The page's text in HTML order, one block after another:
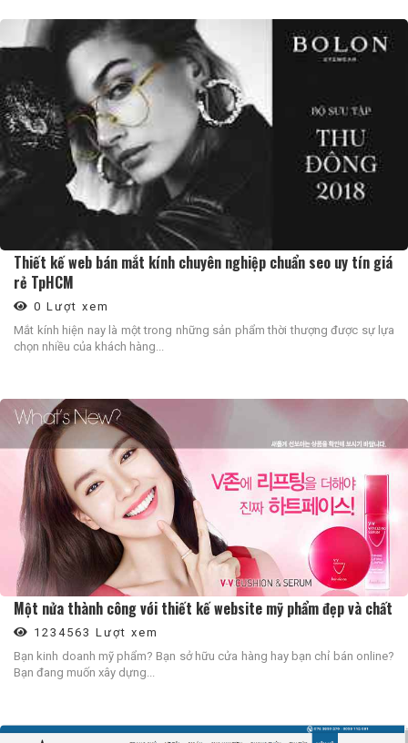
Thiết kế web bán mắt kính chuyên nghiệp chuẩn seo uy tín giá
rẻ TpHCM
0 Lượt xem
Mắt kính hiện nay là một trong những sản phẩm thời thượng được sự lựa
chọn nhiều của khách hàng...
Một nửa thành công với thiết kế website mỹ phẩm đẹp và chất
1234563 Lượt xem
Bạn kinh doanh mỹ phẩm? Bạn sở hữu cửa hàng hay bạn chỉ bán online?
Bạn đang muốn xây dựng...